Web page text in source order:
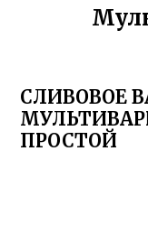
СЛИВОВОЕ
ПРОСТОЙ